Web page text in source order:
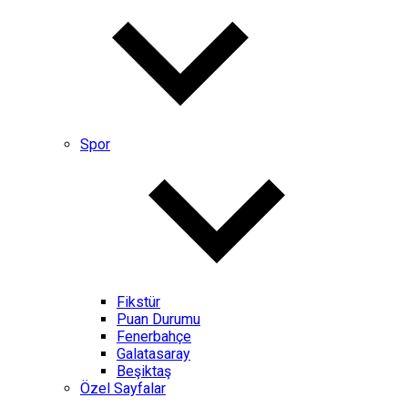
Spor
Fikstür
Puan Durumu
Fenerbahçe
Galatasaray
Beşiktaş
Özel Sayfalar